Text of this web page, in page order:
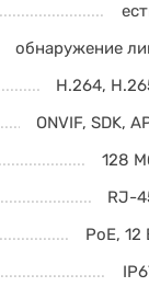
обнаружение
H.264,
ONVIF, SDK,
128
RJ-
PoE,12